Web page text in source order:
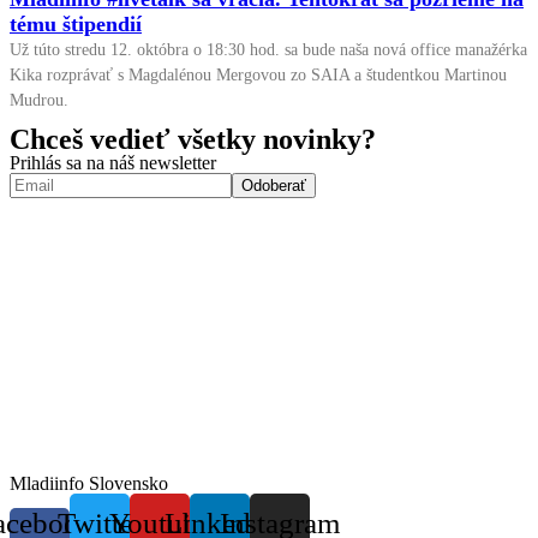
tému štipendií
Už túto stredu 12. októbra o 18:30 hod. sa bude naša nová office manažérka
Kika rozprávať s Magdalénou Mergovou zo SAIA a študentkou Martinou
Mudrou.
Chceš vedieť všetky novinky?
Prihlás sa na náš newsletter
Mladiinfo Slovensko
TwitterYoutubeLinkedinInstagram